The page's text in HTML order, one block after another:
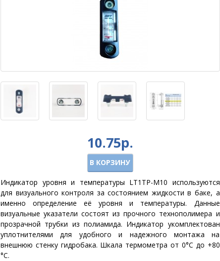
10.75р.
В КОРЗИНУ
Индикатор уровня и температуры LT1TP-M10 используются
для визуального контроля за состоянием жидкости в баке, а
именно определение её уровня и температуры. Данные
визуальные указатели состоят из прочного технополимера и
прозрачной трубки из полиамида. Индикатор укомплектован
уплотнителями для удобного и надежного монтажа на
внешнюю стенку гидробака. Шкала термометра от 0°C до +80
°C.